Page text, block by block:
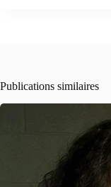
Publications similaires